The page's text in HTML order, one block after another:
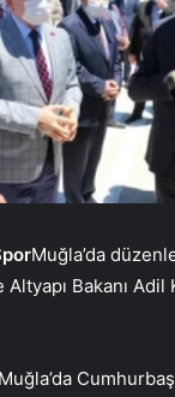
Muğla’da
Altyapı Bakanı